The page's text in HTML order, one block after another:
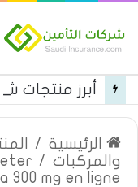
أبرز منتجات
الرئيسية /
والمركبات /
300 mg en ligne